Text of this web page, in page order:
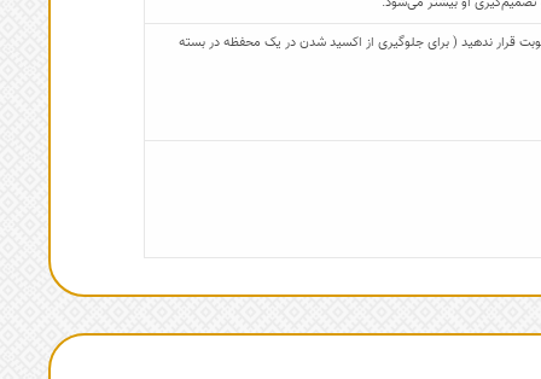
قرار ندهید ( برای جلوگیری از اکسید شدن در یک محفظه در بسته